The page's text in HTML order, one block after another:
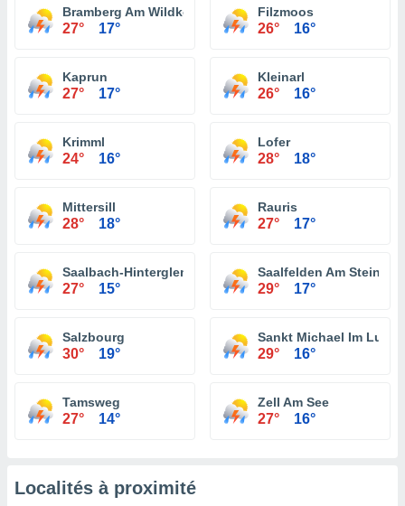
Bramberg Am Wildkogel
27° 17°
Filzmoos
26° 16°
Kaprun
27° 17°
Kleinarl
26° 16°
Krimml
24° 16°
Lofer
28° 18°
Mittersill
28° 18°
Rauris
27° 17°
Saalbach-Hinterglemm
27° 15°
Saalfelden Am
29° 17°
Salzbourg
30° 19°
Sankt Michael Im
29° 16°
Tamsweg
27° 14°
Zell Am See
27° 16°
Localités à proximité